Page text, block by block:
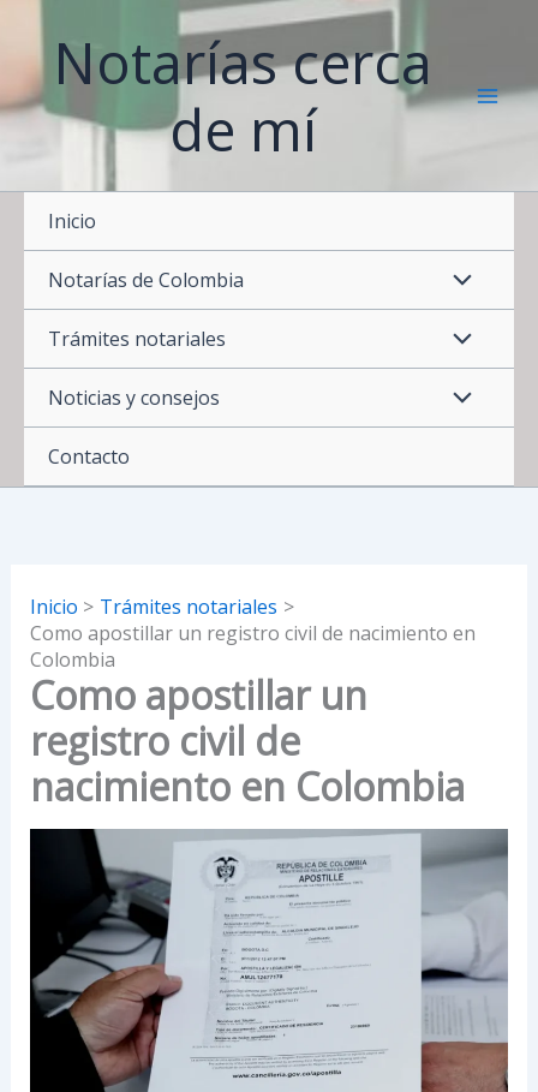
contenidoNotarías cerca
de mí
Inicio
Notarías de Colombia
Trámites notariales
Noticias y consejos
Contacto
Inicio
Trámites notariales
Como apostillar un registro civil de nacimiento en
Colombia
Como apostillar un
registro civil de
nacimiento en Colombia